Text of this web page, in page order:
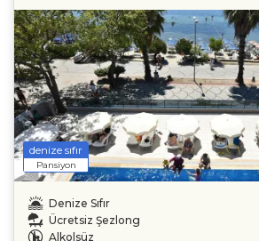
denize sıfır
Pansiyon
Denize Sıfır
Ücretsiz Şezlong
Alkolsüz